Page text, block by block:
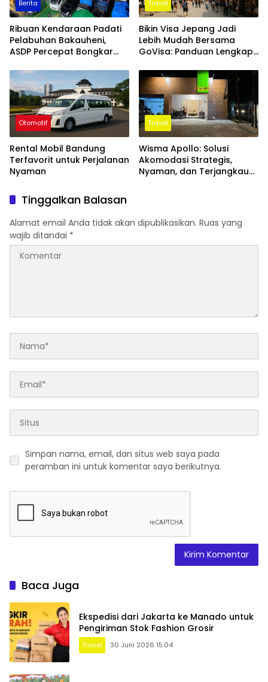
Berita
Ribuan Kendaraan Padati
Pelabuhan Bakauheni,
ASDP Percepat Bongkar
Travel
Bikin Visa Jepang Jadi
Lebih Mudah Bersama
GoVisa: Panduan Lengkap
Otomotif
Rental Mobil Bandung
Terfavorit untuk Perjalanan
Nyaman
Travel
Wisma Apollo: Solusi
Akomodasi Strategis,
Nyaman, dan Terjangkau
Tinggalkan Balasan
Alamat email Anda tidak akan dipublikasikan. Ruas yang
wajib ditandai *
Simpan nama, email, dan situs web saya pada
peramban ini untuk komentar saya berikutnya.
Baca Juga
Ekspedisi dari Jakarta ke Manado untuk
Pengiriman Stok Fashion Grosir
Travel 30 Juni 2026 15:04